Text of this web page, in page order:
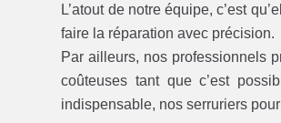
L’atout de notre équipe, c’est
faire la réparation avec précision.
Par ailleurs, nos professionnels
coûteuses tant que c’est
indispensable, nos serruriers